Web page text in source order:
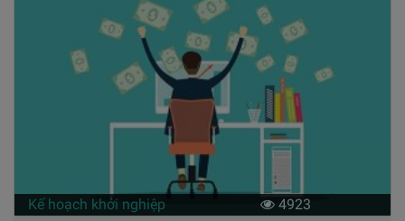
Kế hoạch khởi nghiệp 4923